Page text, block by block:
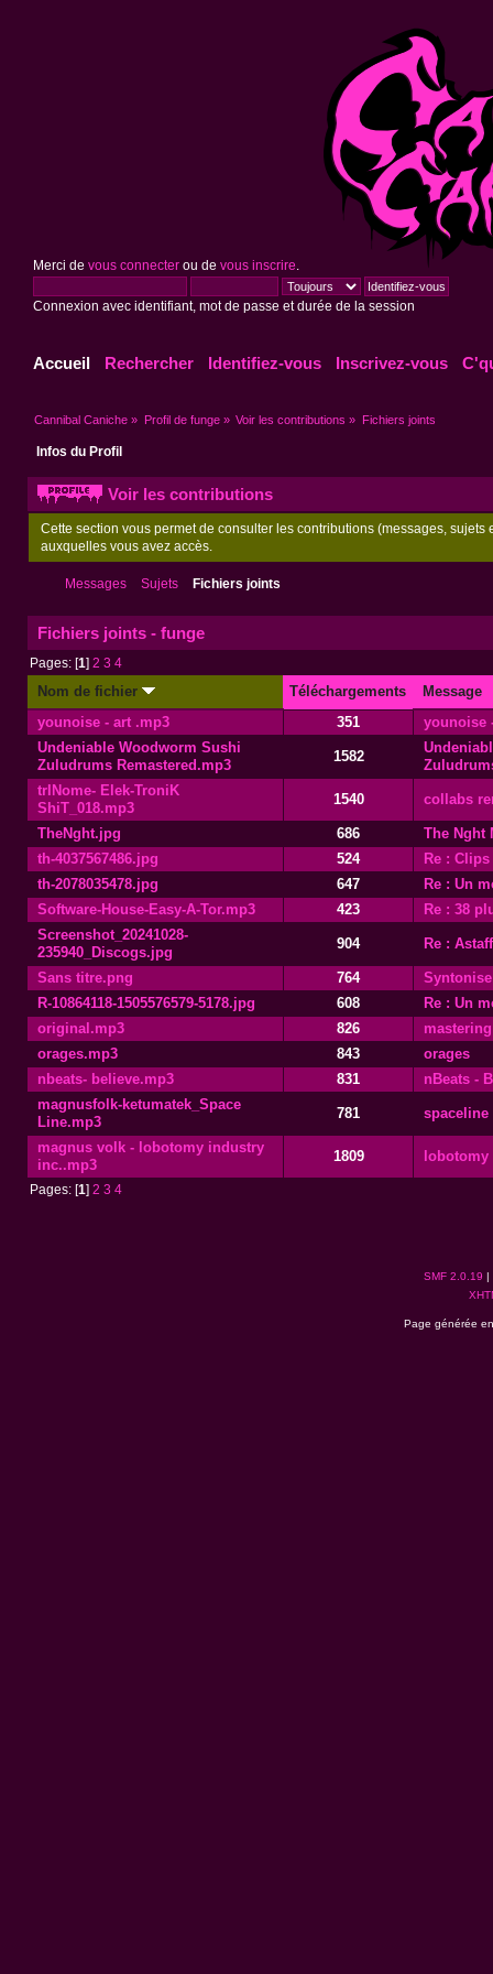
Merci de vous connecterou de vous inscrire
Connexion avec identifiant, mot de passe et durée de la session
Accueil Rechercher Identifiez-vous Inscrivez-vous
Cannibal Caniche » Profil de funge» Voir les contributions » Fichiers joints
Infos du Profil
Voir les contributions
Cette section vous permet de consulter les contributions (messages,
auxquelles vous avez accès.
Messages Sujets Fichiers joints
Fichiers joints - funge
Pages: [1]2 3 4
Nom de fichier Téléchargements
Message
younoise - art .mp3
351
younoise
Undeniable Woodworm Sushi
Zuludrums Remastered.mp3
1582
trINome- Elek-TroniK
ShiT_018.mp3
1540 collabs
TheNght.jpg 686
The Nght
th-4037567486.jpg
524
Re :
th-2078035478.jpg
647
Re : Un
Software-House-Easy-A-Tor.mp3
423
Re : 38
Screenshot_20241028-
235940_Discogs.jpg
904 Re :
Sans titre.png 764
Syntonise
R-10864118-1505576579-5178.jpg
608
Re : Un
original.mp3
826
orages.mp3
843
orages
nbeats- believe.mp3
831
nBeats -
magnusfolk-ketumatek_Space
Line.mp3
781 spaceline
magnus volk - lobotomy industry
inc..mp3
1809
Pages: [1 ]2 3 4
SMF 2.0.19 |
Page générée